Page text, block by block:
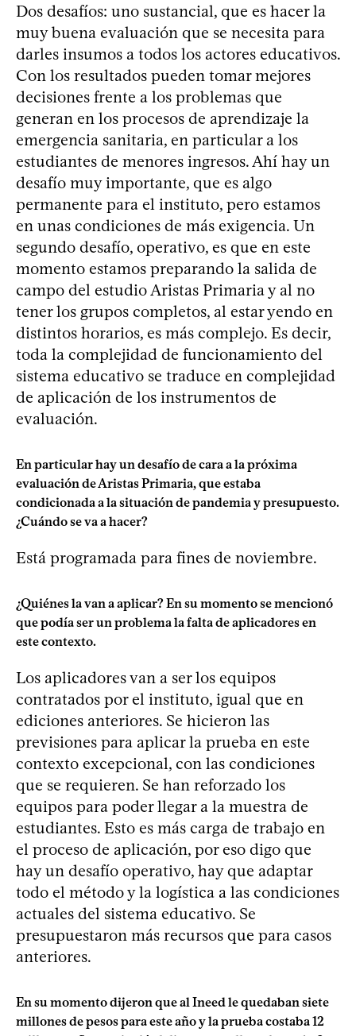
Dos desafíos: uno sustancial, que es hacer la
muy buena evaluación que se necesita para
darles insumos a todos los actores educativos.
Con los resultados pueden tomar mejores
decisiones frente a los problemas que
generan en los procesos de aprendizaje la
emergencia sanitaria, en particular a los
estudiantes de menores ingresos. Ahí hay un
desafío muy importante, que es algo
permanente para el instituto, pero estamos
en unas condiciones de más exigencia. Un
segundo desafío, operativo, es que en este
momento estamos preparando la salida de
campo del estudio Aristas Primaria y al no
tener los grupos completos, al estar yendo en
distintos horarios, es más complejo. Es decir,
toda la complejidad de funcionamiento del
sistema educativo se traduce en complejidad
de aplicación de los instrumentos de
evaluación.
En particular hay un desafío de cara a la próxima
evaluación de Aristas Primaria, que estaba
condicionada a la situación de pandemia y presupuesto.
¿Cuándo se va a hacer?
Está programada para fines de noviembre.
¿Quiénes la van a aplicar? En su momento se mencionó
que podía ser un problema la falta de aplicadores en
este contexto.
Los aplicadores van a ser los equipos
contratados por el instituto, igual que en
ediciones anteriores. Se hicieron las
previsiones para aplicar la prueba en este
contexto excepcional, con las condiciones
que se requieren. Se han reforzado los
equipos para poder llegar a la muestra de
estudiantes. Esto es más carga de trabajo en
el proceso de aplicación, por eso digo que
hay un desafío operativo, hay que adaptar
todo el método y la logística a las condiciones
actuales del sistema educativo. Se
presupuestaron más recursos que para casos
anteriores.
En su momento dijeron que al Ineed le quedaban siete
millones de pesos para este año y la prueba costaba 12